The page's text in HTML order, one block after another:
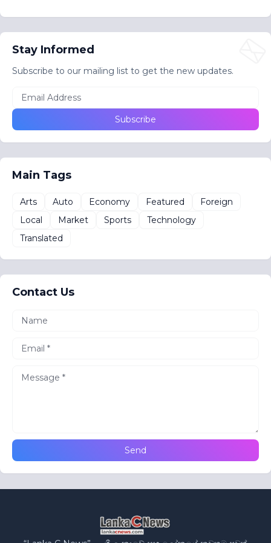
Stay Informed
Subscribe to our mailing list to get the new updates.
Main Tags
Arts Auto Economy Featured
Foreign
Local
Market Sports
Technology
Translated
Contact Us